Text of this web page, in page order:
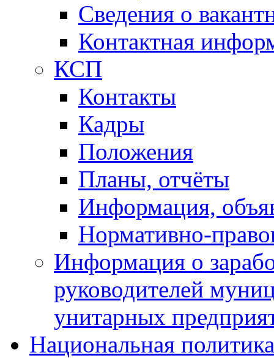
Сведения о
Контактная
КСП
Контакты
Кадры
Положения
Планы, отчёты
Информация,
Нормативно-
Информация о
руководителей
унитарных
Национальная политика